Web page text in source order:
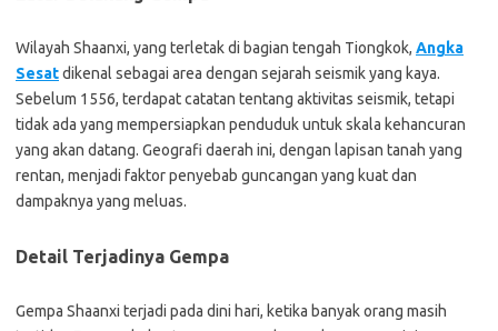
Wilayah Shaanxi, yang terletak di bagian tengah Tiongkok, Angka
Sesatdikenal sebagai area dengan sejarah seismik yang kaya.
Sebelum 1556, terdapat catatan tentang aktivitas seismik, tetapi
tidak ada yang mempersiapkan penduduk untuk skala kehancuran
yang akan datang. Geografi daerah ini, dengan lapisan tanah yang
rentan, menjadi faktor penyebab guncangan yang kuat dan
dampaknya yang meluas.
Detail Terjadinya Gempa
Gempa Shaanxi terjadi pada dini hari, ketika banyak orang masih